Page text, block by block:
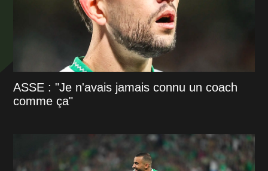
ASSE : "Je n'avais jamais connu un coach
comme ça"